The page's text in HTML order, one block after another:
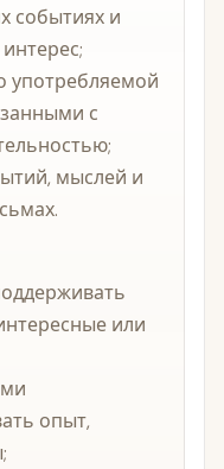
событиях и
употребляемой
с
мыслей и
или
опыт,